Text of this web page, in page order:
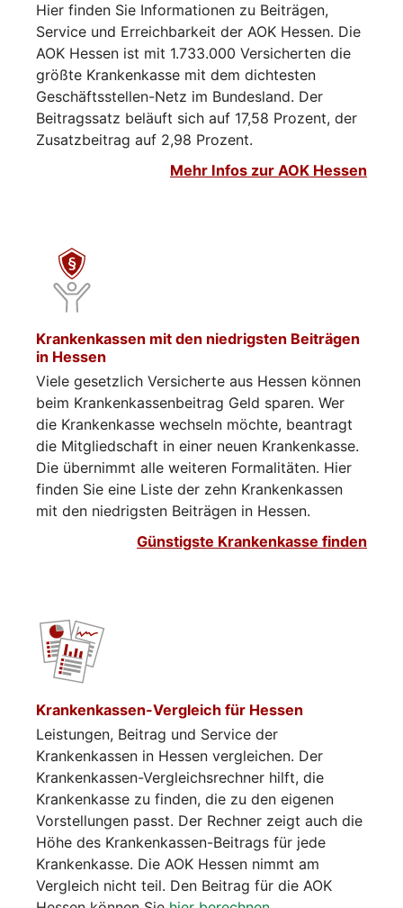
Hier finden Sie Informationen zu Beiträgen,
Service und Erreichbarkeit der AOK Hessen. Die
AOK Hessen ist mit 1.733.000 Versicherten die
größte Krankenkasse mit dem dichtesten
Geschäftsstellen-Netz im Bundesland. Der
Beitragssatz beläuft sich auf 17,58 Prozent, der
Zusatzbeitrag auf 2,98 Prozent.
Mehr Infos zur AOK Hessen
Krankenkassen mit den niedrigsten Beiträgen
in Hessen
Viele gesetzlich Versicherte aus Hessen können
beim Krankenkassenbeitrag Geld sparen. Wer
die Krankenkasse wechseln möchte, beantragt
die Mitgliedschaft in einer neuen Krankenkasse.
Die übernimmt alle weiteren Formalitäten. Hier
finden Sie eine Liste der zehn Krankenkassen
mit den niedrigsten Beiträgen in Hessen.
Günstigste Krankenkasse finden
Krankenkassen-Vergleich für Hessen
Leistungen, Beitrag und Service der
Krankenkassen in Hessen vergleichen. Der
Krankenkassen-Vergleichsrechner hilft, die
Krankenkasse zu finden, die zu den eigenen
Vorstellungen passt. Der Rechner zeigt auch die
Höhe des Krankenkassen-Beitrags für jede
Krankenkasse. Die AOK Hessen nimmt am
Vergleich nicht teil. Den Beitrag für die AOK